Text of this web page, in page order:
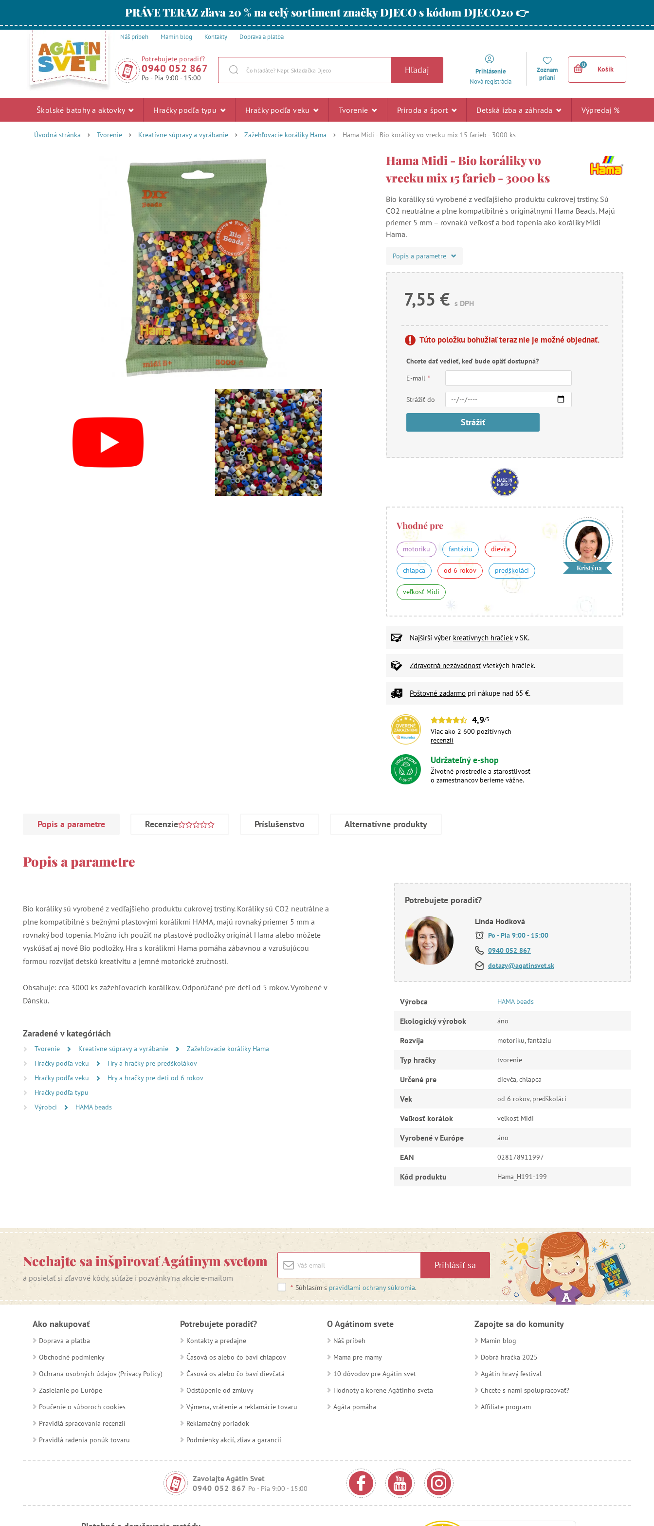
PRÁVE TERAZ zľava 20 % na celý sortiment značky DJECO s kódom DJECO20 👉
Náš príbeh Mamin blog Kontakty Doprava a platba
Potrebujete poradiť?
0940 052 867
Po - Pia 9:00 - 15:00
Hľadaj
Prihlásenie
Nová registrácia
Zoznam
prianí
0
Košík
Školské batohy a aktovky Hračky podľa typu Hračky podľa veku Tvorenie Príroda a šport Detská izba a záhrada Výpredaj %
Úvodná stránka Tvorenie Kreatívne súpravy a vyrábanie Zažehľovacie koráliky Hama Hama Midi - Bio koráliky vo vrecku mix 15 farieb - 3000 ks
Hama Midi - Bio koráliky vo
vrecku mix 15 farieb - 3000 ks
Bio koráliky sú vyrobené z vedľajšieho produktu cukrovej trstiny. Sú
CO2 neutrálne a plne kompatibilné s originálnymi Hama Beads. Majú
priemer 5 mm – rovnakú veľkosť a bod topenia ako koráliky Midi
Hama.
Popis a parametre
7,55 € s DPH
Túto položku bohužiaľ teraz nie je možné objednať.
Chcete dať vedieť, keď bude opäť dostupná?
E-mail *
Strážiť do
Strážiť
Vhodné pre
motoriku fantáziu dievča
chlapca od 6 rokov predškoláci
veľkosť Midi
Kristýna
Najširší výber kreatívnych hračiek v SK.
Zdravotná nezávadnosť všetkých hračiek.
Poštovné zadarmo pri nákupe nad 65 €.
4,9/5
Viac ako 2 600 pozitívnych
recenzií
Udržateľný e-shop
Životné prostredie a starostlivosť
o zamestnancov berieme vážne.
Popis a parametre Recenzie Príslušenstvo Alternatívne produkty
Popis a parametre
Bio koráliky sú vyrobené z vedľajšieho produktu cukrovej trstiny. Koráliky sú CO2 neutrálne a
plne kompatibilné s bežnými plastovými korálikmi HAMA, majú rovnaký priemer 5 mm a
rovnaký bod topenia. Možno ich použiť na plastové podložky originál Hama alebo môžete
vyskúšať aj nové Bio podložky. Hra s korálikmi Hama pomáha zábavnou a vzrušujúcou
formou rozvíjať detskú kreativitu a jemné motorické zručnosti.
Obsahuje: cca 3000 ks zažehľovacích korálikov. Odporúčané pre deti od 5 rokov. Vyrobené v
Dánsku.
Zaradené v kategóriách
Tvorenie Kreatívne súpravy a vyrábanie
Zažehľovacie koráliky Hama
Hračky podľa veku
Hry a hračky pre predškolákov
Hračky podľa veku
Hry a hračky pre deti od 6 rokov
Hračky podľa typu
Výrobci
HAMA beads
Potrebujete poradiť?
Linda Hodková
Po - Pia 9:00 - 15:00
0940 052 867
dotazy@agatinsvet.sk
Výrobca HAMA beads
Ekologický výrobok áno
Rozvíja motoriku, fantáziu
Typ hračky tvorenie
Určené pre dievča, chlapca
Vek od 6 rokov, predškoláci
Veľkosť korálok veľkosť Midi
Vyrobené v Európe áno
EAN 028178911997
Kód produktu Hama_H191-199
Nechajte sa inšpirovať Agátinym svetom
a posielať si zľavové kódy, súťaže i pozvánky na akcie e-mailom
Prihlásiť sa
* Súhlasím s pravidlami ochrany súkromia.
Ako nakupovať
Doprava a platba
Obchodné podmienky
Ochrana osobných údajov (Privacy Policy)
Zasielanie po Európe
Poučenie o súboroch cookies
Pravidlá spracovania recenzií
Pravidlá radenia ponúk tovaru
Potrebujete poradiť?
Kontakty a predajne
Časová os alebo čo baví chlapcov
Časová os alebo čo baví dievčatá
Odstúpenie od zmluvy
Výmena, vrátenie a reklamácie tovaru
Reklamačný poriadok
Podmienky akcií, zliav a garancií
O Agátinom svete
Náš príbeh
Mama pre mamy
10 dôvodov pre Agátin svet
Hodnoty a korene Agátinho sveta
Agáta pomáha
Zapojte sa do komunity
Mamin blog
Dobrá hračka 2025
Agátin hravý festival
Chcete s nami spolupracovať?
Affiliate program
Zavolajte Agátin Svet
0940 052 867 Po - Pia 9:00 - 15:00